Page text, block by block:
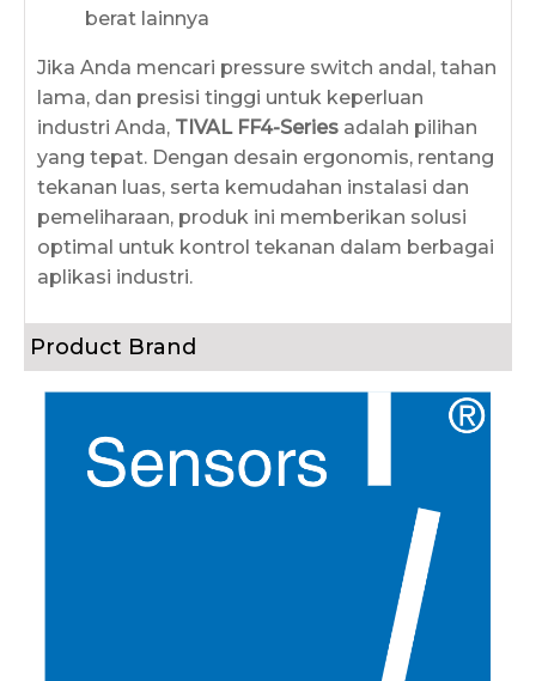
berat lainnya
Jika Anda mencari pressure switch andal, tahan
lama, dan presisi tinggi untuk keperluan
industri Anda, TIVAL FF4-Series adalah pilihan
yang tepat. Dengan desain ergonomis, rentang
tekanan luas, serta kemudahan instalasi dan
pemeliharaan, produk ini memberikan solusi
optimal untuk kontrol tekanan dalam berbagai
aplikasi industri.
Product Brand